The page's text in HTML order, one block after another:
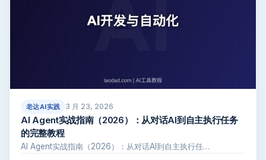
老达AI实践 3 月 23, 2026
AI Agent实战指南（2026）：从对话AI到自主执行任务
的完整教程
AI Agent实战指南（2026）：从对话AI到自主执行任…